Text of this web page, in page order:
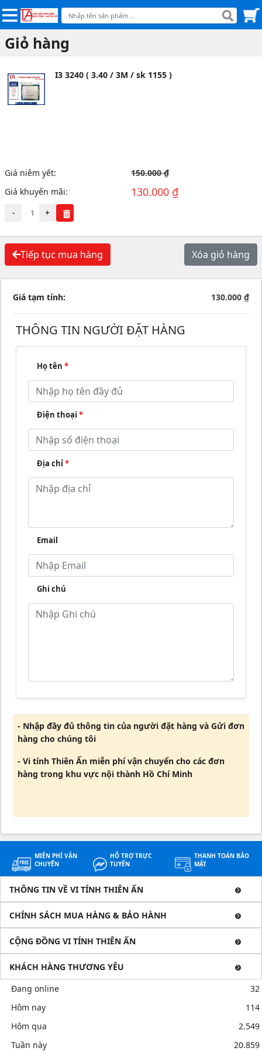
Giỏ hàng
I3 3240 ( 3.40 / 3M / sk 1155 )
Giá niêm yết:
150.000 ₫
Giá khuyến mãi:
130.000 ₫
- +
Tiếp tục mua hàng Xóa giỏ hàng
Giá tạm tính: 130.000 ₫
THÔNG TIN NGƯỜI ĐẶT HÀNG
Họ tên *
Điện thoại *
Địa chỉ*
Email
Ghi chú
- Nhập đầy đủ thông tin của người đặt hàng và Gửi đơn
hàng cho chúng tôi
- Vi tính Thiên Ấn miễn phí vận chuyển cho các đơn
hàng trong khu vực nội thành Hồ Chí Minh
MIỄN PHÍ VẬN
CHUYỂN
HỖ TRỢ TRỰC
TUYẾN
THANH TOÁN BẢO
MẬT
THÔNG TIN VỀ VI TÍNH THIÊN ẤN
CHÍNH SÁCH MUA HÀNG & BẢO HÀNH
CỘNG ĐỒNG VI TÍNH THIÊN ẤN
KHÁCH HÀNG THƯƠNG YÊU
Đang online
32
Hôm nay
114
Hôm qua
2.549
Tuần này
20.859